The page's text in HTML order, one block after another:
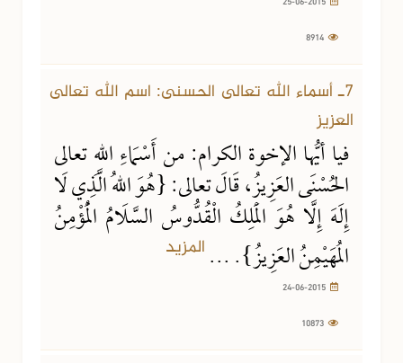
7ـ أسماء الله تعالى الحسنى: اسم الله تعالى
العزيز
فيا أيُّها الإخوة الكرام: من أَسْمَاءِ اللهِ تعالى
الحُسْنَى العَزِيزُ، قَالَ تعالى: {هُوَ اللهُ الَّذِي لَا
إِلَهَ إِلَّا هُوَ الْمَلِكُ الْقُدُّوسُ السَّلَامُ الْمُؤْمِنُ
المُهَيْمِنُ العَزِيزُ}. ... المزيد